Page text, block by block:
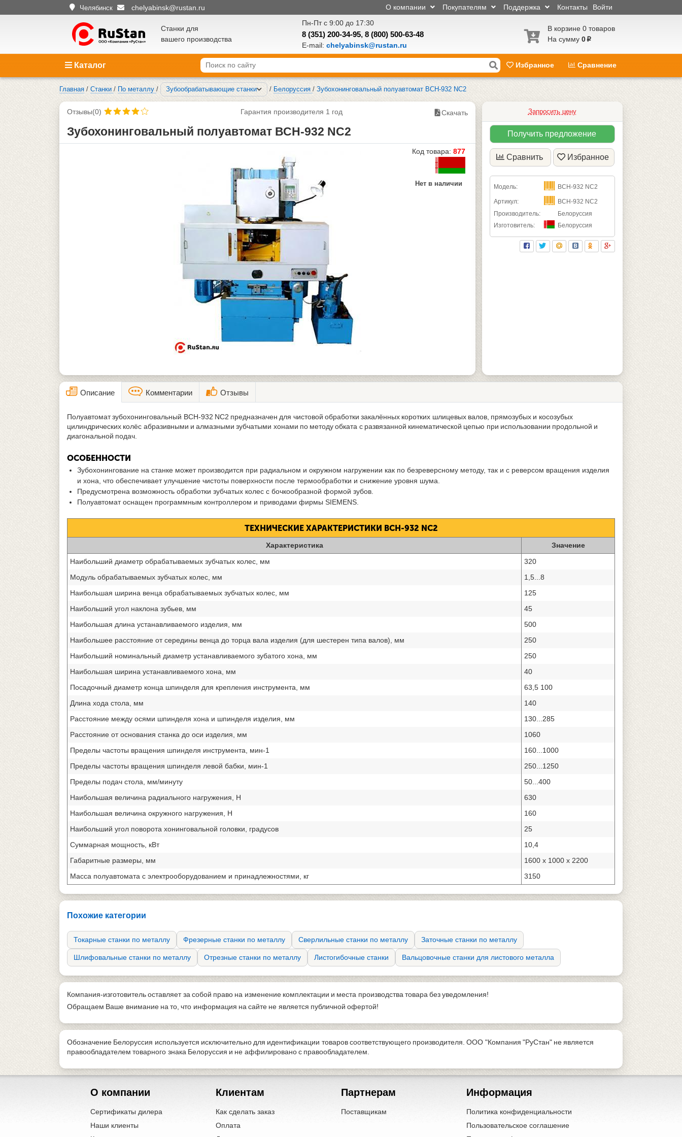
Челябинск chelyabinsk@rustan.ru Войти
Контакты
Поддержка
Покупателям
О компании
Станки для
вашего производства
Пн-Пт с 9:00 до 17:30
8 (351) 200-34-95, 8 (800) 500-63-48
E-mail: chelyabinsk@rustan.ru
В корзине 0 товаров
На сумму 0 p
Каталог Избранное Сравнение
Главная / Станки / По металлу / Зубообрабатывающие станки / Белоруссия / Зубохонинговальный полуавтомат ВСН-932 NC2
Отзывы(0) Гарантия производителя 1 год Скачать
Зубохонинговальный полуавтомат ВСН-932 NC2
Код товара: 877
Нет в наличии
Запросить цену
Получить предложение
Сравнить Избранное
Модель: ВСН-932 NC2
Артикул:
ВСН-932 NC2
Производитель:
Белоруссия
Изготовитель:
Белоруссия
Описание Комментарии Отзывы
Полуавтомат зубохонинговальный ВСН-932 NC2 предназначен для чистовой обработки закалённых коротких шлицевых валов, прямозубых и косозубых
цилиндрических колёс абразивными и алмазными зубчатыми хонами по методу обката с развязанной кинематической цепью при использовании продольной и
диагональной подач.
ОСОБЕННОСТИ
Зубохонингование на станке может производится при радиальном и окружном нагружении как по безреверсному методу, так и с реверсом вращения изделия
и хона, что обеспечивает улучшение чистоты поверхности после термообработки и снижение уровня шума.
Предусмотрена возможность обработки зубчатых колес с бочкообразной формой зубов.
Полуавтомат оснащен программным контроллером и приводами фирмы SIEMENS.
ТЕХНИЧЕСКИЕ ХАРАКТЕРИСТИКИ ВСН-932 NC2
Характеристика
Значение
Наибольший диаметр обрабатываемых зубчатых колес, мм
320
Модуль обрабатываемых зубчатых колес, мм
1,5...8
Наибольшая ширина венца обрабатываемых зубчатых колес, мм
125
Наибольший угол наклона зубьев, мм
45
Наибольшая длина устанавливаемого изделия, мм
500
Наибольшее расстояние от середины венца до торца вала изделия (для шестерен типа валов), мм
250
Наибольший номинальный диаметр устанавливаемого зубатого хона, мм
250
Наибольшая ширина устанавливаемого хона, мм
40
Посадочный диаметр конца шпинделя для крепления инструмента, мм
63,5 100
Длина хода стола, мм
140
Расстояние между осями шпинделя хона и шпинделя изделия, мм
130...285
Расстояние от основания станка до оси изделия, мм
1060
Пределы частоты вращения шпинделя инструмента, мин-1
160...1000
Пределы частоты вращения шпинделя левой бабки, мин-1
250...1250
Пределы подач стола, мм/минуту
50...400
Наибольшая величина радиального нагружения, Н
630
Наибольшая величина окружного нагружения, Н
160
Наибольший угол поворота хонинговальной головки, градусов
25
Суммарная мощность, кВт
10,4
Габаритные размеры, мм
1600 x 1000 x 2200
Масса полуавтомата с электрооборудованием и принадлежностями, кг
3150
Похожие категории
Токарные станки по металлу Фрезерные станки по металлу Сверлильные станки по металлу Заточные станки по металлу
Шлифовальные станки по металлу Отрезные станки по металлу Листогибочные станки Вальцовочные станки для листового металла
Компания-изготовитель оставляет за собой право на изменение комплектации и места производства товара без уведомления!
Обращаем Ваше внимание на то, что информация на сайте не является публичной офертой!
Обозначение Белоруссия используется исключительно для идентификации товаров соответствующего производителя. ООО "Компания "РуСтан" не является
правообладателем товарного знака Белоруссия и не аффилировано с правообладателем.
О компании
Сертификаты дилера
Наши клиенты
Клиентам
Как сделать заказ
Оплата
Партнерам
Поставщикам
Информация
Политика конфиденциальности
Пользовательское соглашение